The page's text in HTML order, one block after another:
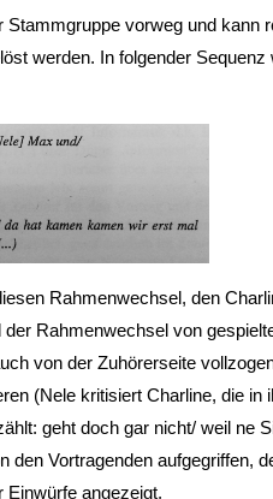
vorweg und kann
werden. In folgender
Rahmenwechsel, den
Rahmenwechsel von
von der Zuhörerseite
(Nele kritisiert Charline, die in
geht doch gar nicht/ weil ne
den Vortragenden aufgegriffen,
Einwürfe angezeigt.